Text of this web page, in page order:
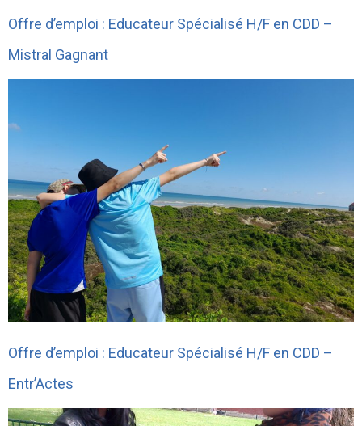
Offre d’emploi : Educateur Spécialisé H/F en CDD –
Mistral Gagnant
Offre d’emploi : Educateur Spécialisé H/F en CDD –
Entr’Actes